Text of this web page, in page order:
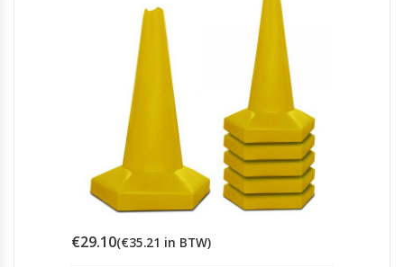
€29.10(€35.21 in BTW)